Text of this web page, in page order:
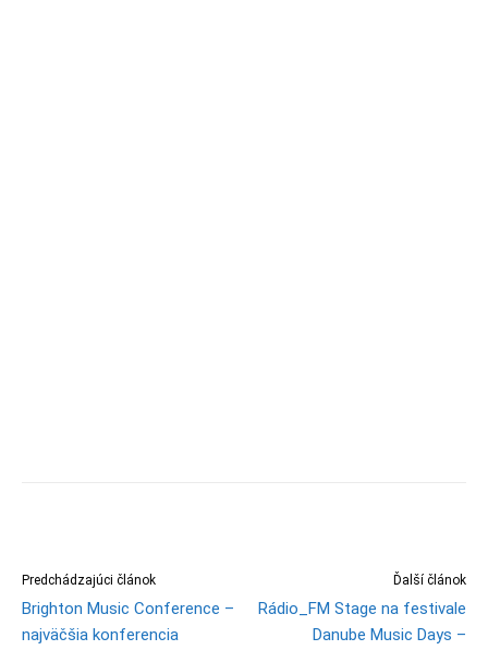
Predchádzajúci článok
Brighton Music Conference –
najväčšia konferencia
Ďalší článok
Rádio_FM Stage na festivale
Danube Music Days –